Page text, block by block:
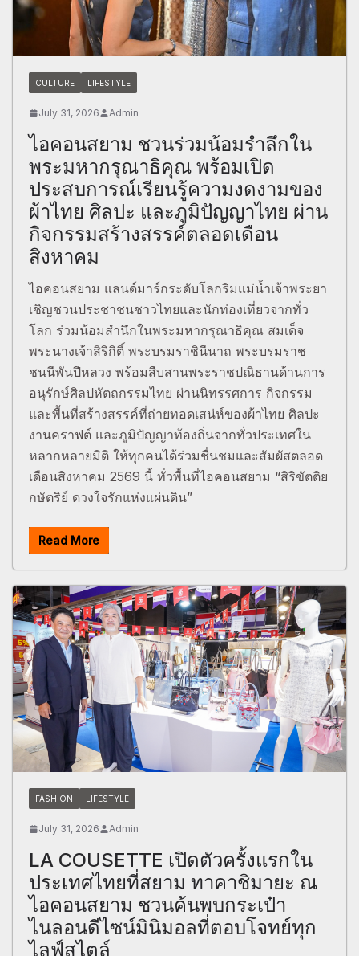
CULTURE LIFESTYLE
July 31, 2026 Admin
ไอคอนสยาม ชวนร่วมน้อมรำลึกใน
พระมหากรุณาธิคุณ พร้อมเปิด
ประสบการณ์เรียนรู้ความงดงามของ
ผ้าไทย ศิลปะ และภูมิปัญญาไทย ผ่าน
กิจกรรมสร้างสรรค์ตลอดเดือน
สิงหาคม
ไอคอนสยาม แลนด์มาร์กระดับโลกริมแม่น้ำเจ้าพระยา
เชิญชวนประชาชนชาวไทยและนักท่องเที่ยวจากทั่ว
โลก ร่วมน้อมสำนึกในพระมหากรุณาธิคุณ สมเด็จ
พระนางเจ้าสิริกิติ์ พระบรมราชินีนาถ พระบรมราช
ชนนีพันปีหลวง พร้อมสืบสานพระราชปณิธานด้านการ
อนุรักษ์ศิลปหัตถกรรมไทย ผ่านนิทรรศการ กิจกรรม
และพื้นที่สร้างสรรค์ที่ถ่ายทอดเสน่ห์ของผ้าไทย ศิลปะ
งานคราฟต์ และภูมิปัญญาท้องถิ่นจากทั่วประเทศใน
หลากหลายมิติ ให้ทุกคนได้ร่วมชื่นชมและสัมผัสตลอด
เดือนสิงหาคม 2569 นี้ ทั่วพื้นที่ไอคอนสยาม “สิริขัตติย
กษัตริย์ ดวงใจรักแห่งแผ่นดิน”
Read More
FASHION LIFESTYLE
July 31, 2026 Admin
LA COUSETTE เปิดตัวครั้งแรกใน
ประเทศไทยที่สยาม ทาคาชิมายะ ณ
ไอคอนสยาม ชวนค้นพบกระเป๋า
ไนลอนดีไซน์มินิมอลที่ตอบโจทย์ทุก
ไลฟ์สไตล์